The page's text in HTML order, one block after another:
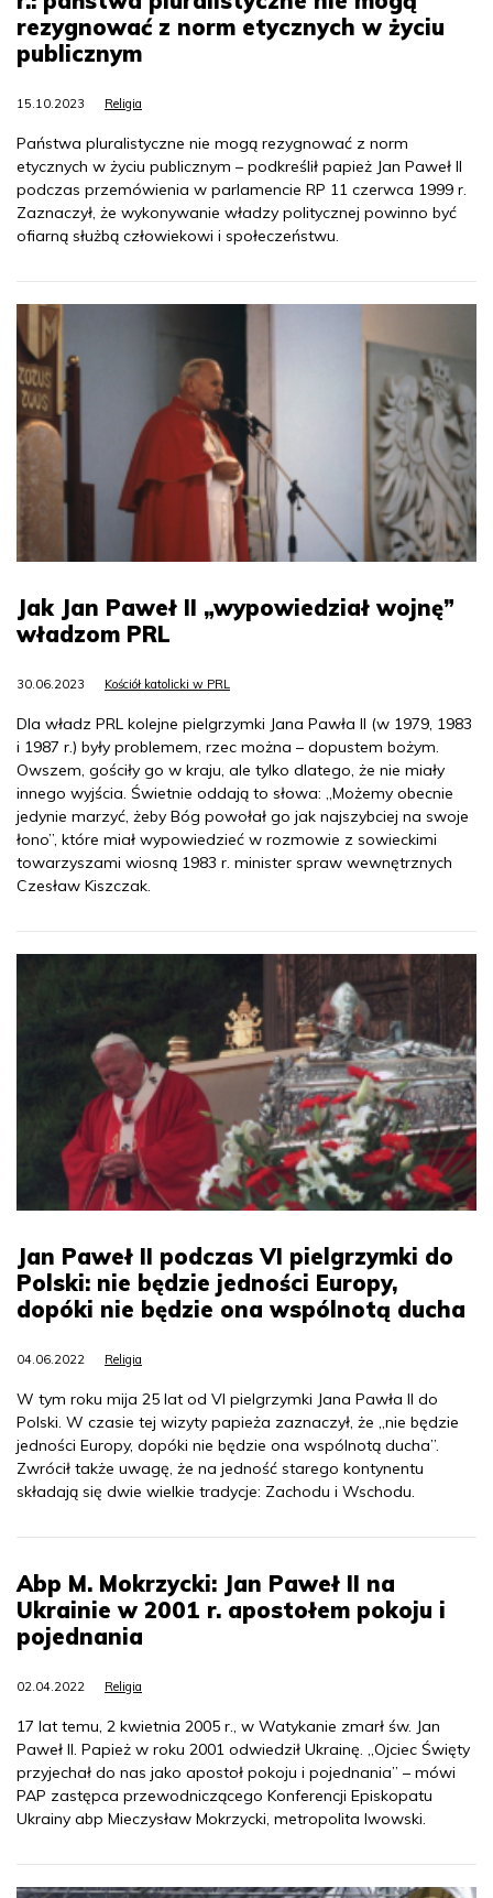
rezygnować z norm etycznych w życiu
publicznym
15.10.2023 Religia
Państwa pluralistyczne nie mogą rezygnować z norm
etycznych w życiu publicznym – podkreślił papież Jan Paweł II
podczas przemówienia w parlamencie RP 11 czerwca 1999 r.
Zaznaczył, że wykonywanie władzy politycznej powinno być
ofiarną służbą człowiekowi i społeczeństwu.
Jak Jan Paweł II „wypowiedział wojnę”
władzom PRL
30.06.2023 Kościół katolicki w PRL
Dla władz PRL kolejne pielgrzymki Jana Pawła II (w 1979, 1983
i 1987 r.) były problemem, rzec można – dopustem bożym.
Owszem, gościły go w kraju, ale tylko dlatego, że nie miały
innego wyjścia. Świetnie oddają to słowa: „Możemy obecnie
jedynie marzyć, żeby Bóg powołał go jak najszybciej na swoje
łono”, które miał wypowiedzieć w rozmowie z sowieckimi
towarzyszami wiosną 1983 r. minister spraw wewnętrznych
Czesław Kiszczak.
Jan Paweł II podczas VI pielgrzymki do
Polski: nie będzie jedności Europy,
dopóki nie będzie ona wspólnotą ducha
04.06.2022 Religia
W tym roku mija 25 lat od VI pielgrzymki Jana Pawła II do
Polski. W czasie tej wizyty papieża zaznaczył, że „nie będzie
jedności Europy, dopóki nie będzie ona wspólnotą ducha”.
Zwrócił także uwagę, że na jedność starego kontynentu
składają się dwie wielkie tradycje: Zachodu i Wschodu.
Abp M. Mokrzycki: Jan Paweł II na
Ukrainie w 2001 r. apostołem pokoju i
pojednania
02.04.2022 Religia
17 lat temu, 2 kwietnia 2005 r., w Watykanie zmarł św. Jan
Paweł II. Papież w roku 2001 odwiedził Ukrainę. „Ojciec Święty
przyjechał do nas jako apostoł pokoju i pojednania” – mówi
PAP zastępca przewodniczącego Konferencji Episkopatu
Ukrainy abp Mieczysław Mokrzycki, metropolita lwowski.